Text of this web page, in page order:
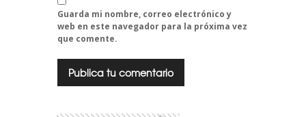
Guarda mi nombre, correo electrónico y
web en este navegador para la próxima vez
que comente.